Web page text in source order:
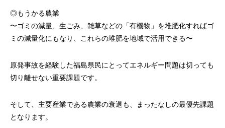
◎もうかる農業
〜ゴミの減量、生ごみ、雑草などの「有機物」を堆肥化すればゴ
ミの減量化にもなり、これらの堆肥を地域で活用できる〜
原発事故を経験した福島県民にとってエネルギー問題は切っても
切り離せない重要課題です。
そして、主要産業である農業の衰退も、まったなしの最優先課題
となります。